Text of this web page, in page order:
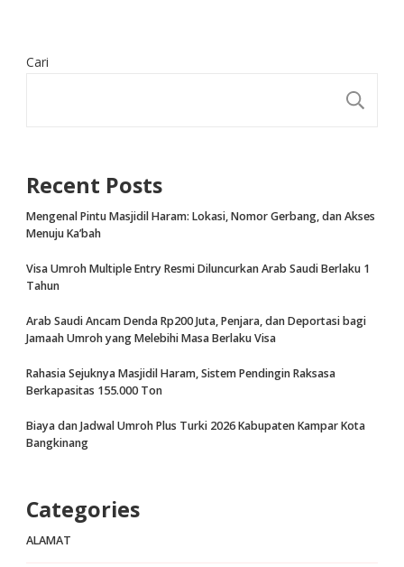
Cari
Recent Posts
Mengenal Pintu Masjidil Haram: Lokasi, Nomor Gerbang, dan Akses
Menuju Ka’bah
Visa Umroh Multiple Entry Resmi Diluncurkan Arab Saudi Berlaku 1
Tahun
Arab Saudi Ancam Denda Rp200 Juta, Penjara, dan Deportasi bagi
Jamaah Umroh yang Melebihi Masa Berlaku Visa
Rahasia Sejuknya Masjidil Haram, Sistem Pendingin Raksasa
Berkapasitas 155.000 Ton
Biaya dan Jadwal Umroh Plus Turki 2026 Kabupaten Kampar Kota
Bangkinang
Categories
ALAMAT